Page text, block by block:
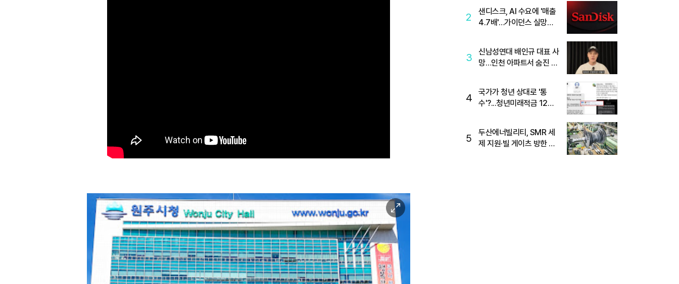
이
미
지
확
대
2
샌디스크, AI 수요에 '매출
4.7배'…가이던스 실망에
3
신남성연대 배인규 대표 사
망…인천 아파트서 숨진 채
4
국가가 청년 상대로 '통
수'?...청년미래적금 12%
5
두산에너빌리티, SMR 세
제 지원·빌 게이츠 방한 기